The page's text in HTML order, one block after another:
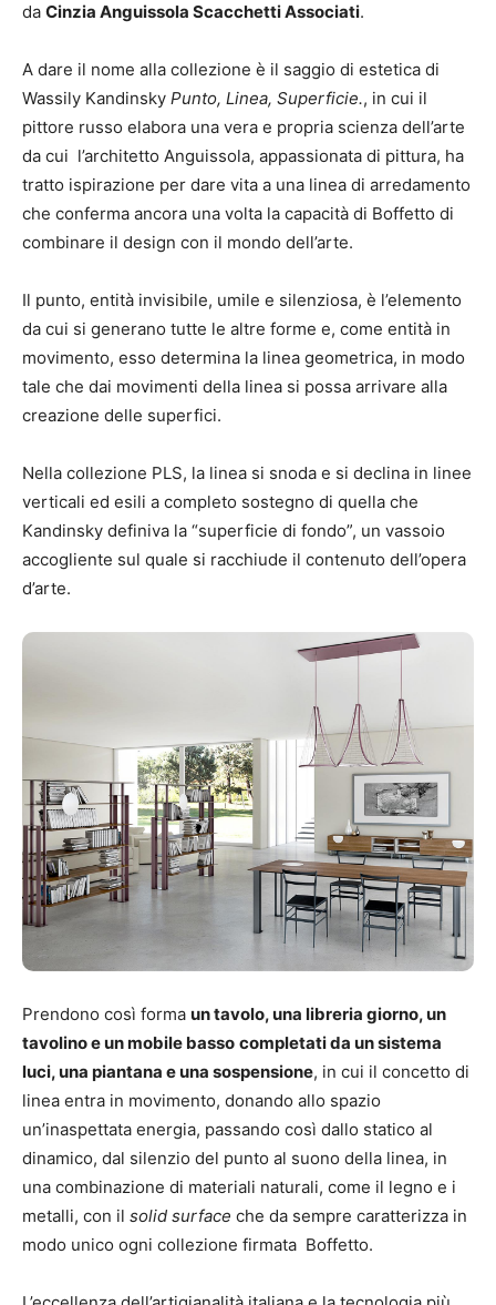
da Cinzia Anguissola Scacchetti Associati.
A dare il nome alla collezione è il saggio di estetica di
Wassily Kandinsky Punto, Linea, Superficie., in cui il
pittore russo elabora una vera e propria scienza dell’arte
da cui l’architetto Anguissola, appassionata di pittura, ha
tratto ispirazione per dare vita a una linea di arredamento
che conferma ancora una volta la capacità di Boffetto di
combinare il design con il mondo dell’arte.
Il punto, entità invisibile, umile e silenziosa, è l’elemento
da cui si generano tutte le altre forme e, come entità in
movimento, esso determina la linea geometrica, in modo
tale che dai movimenti della linea si possa arrivare alla
creazione delle superfici.
Nella collezione PLS, la linea si snoda e si declina in linee
verticali ed esili a completo sostegno di quella che
Kandinsky definiva la “superficie di fondo”, un vassoio
accogliente sul quale si racchiude il contenuto dell’opera
d’arte.
Prendono così forma un tavolo, una libreria giorno, un
tavolino e un mobile basso completati da un sistema
luci, una piantana e una sospensione, in cui il concetto di
linea entra in movimento, donando allo spazio
un’inaspettata energia, passando così dallo statico al
dinamico, dal silenzio del punto al suono della linea, in
una combinazione di materiali naturali, come il legno e i
metalli, con il solid surface che da sempre caratterizza in
modo unico ogni collezione firmata Boffetto.